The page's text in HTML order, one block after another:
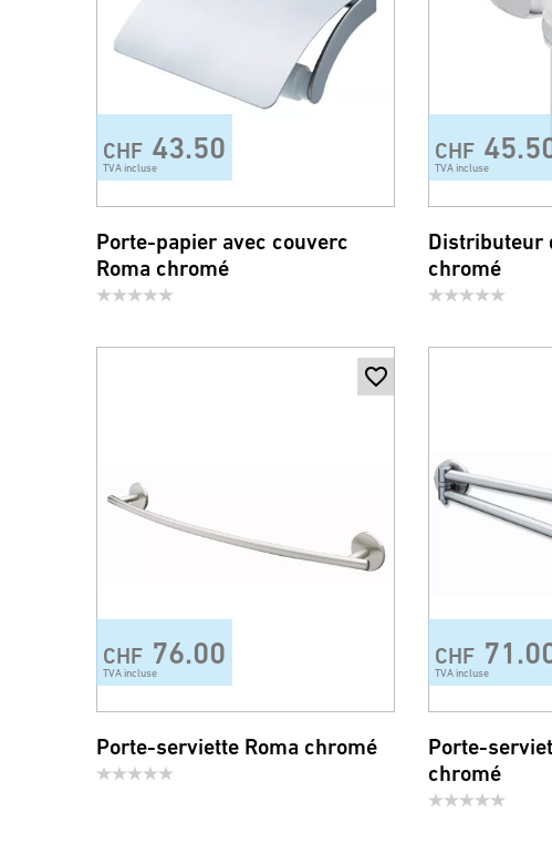
CHF 43.50
TVA incluse
Porte-papier avec couverc
Roma chromé
CHF
TVA incluse
Distributeur
chromé
CHF 76.00
TVA incluse
Porte-serviette Roma chromé
CHF
TVA incluse
Porte-
chromé